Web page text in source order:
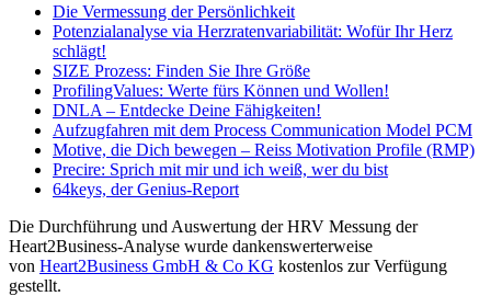
Die Vermessung der Persönlichkeit
Potenzialanalyse via Herzratenvariabilität: Wofür Ihr Herz
schlägt!
SIZE Prozess: Finden Sie Ihre Größe
ProfilingValues: Werte fürs Können und Wollen!
DNLA – Entdecke Deine Fähigkeiten!
Aufzugfahren mit dem Process Communication Model PCM
Motive, die Dich bewegen – Reiss Motivation Profile (RMP)
Precire: Sprich mit mir und ich weiß, wer du bist
64keys, der Genius-Report
Die Durchführung und Auswertung der HRV Messung der
Heart2Business-Analyse wurde dankenswerterweise
von Heart2Business GmbH & Co KG kostenlos zur Verfügung
gestellt.